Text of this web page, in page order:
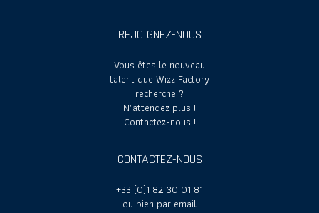
REJOIGNEZ-NOUS
Vous êtes le nouveau
talent que Wizz Factory
recherche ?
N’attendez plus !
Contactez-nous !
CONTACTEZ-NOUS
+33 (0)1 82 30 01 81
ou bien par email